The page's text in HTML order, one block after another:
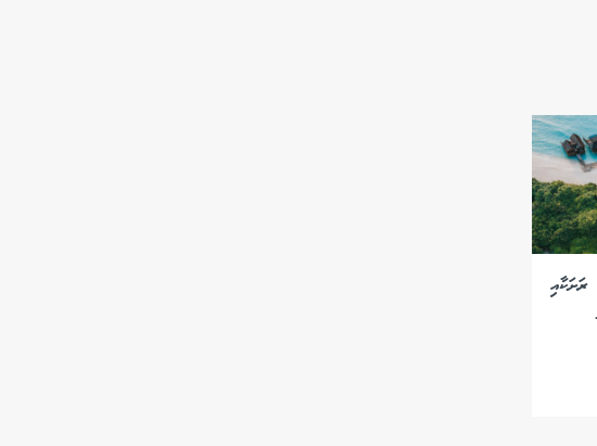
ހަލާލް ޓޫރިޒަމް ހިމެނޭހެން 15 ރަށަކާއި